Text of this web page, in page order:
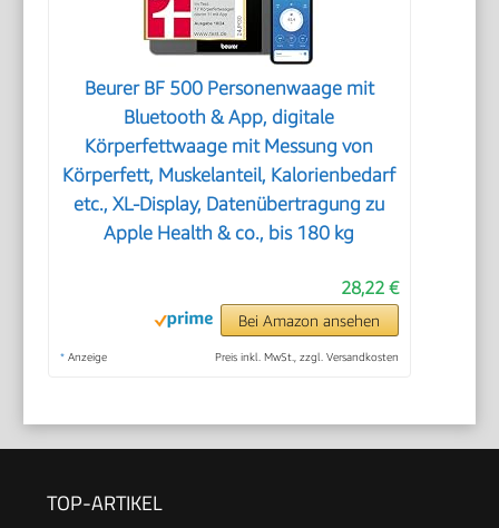
Beurer BF 500 Personenwaage mit
Bluetooth & App, digitale
Körperfettwaage mit Messung von
Körperfett, Muskelanteil, Kalorienbedarf
etc., XL-Display, Datenübertragung zu
Apple Health & co., bis 180 kg
28,22 €
Bei Amazon ansehen
* Anzeige Preis inkl. MwSt., zzgl. Versandkosten
TOP-ARTIKEL